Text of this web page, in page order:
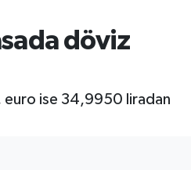
döviz
euro ise 34,9950 liradan
Haritası
ve Fikstür